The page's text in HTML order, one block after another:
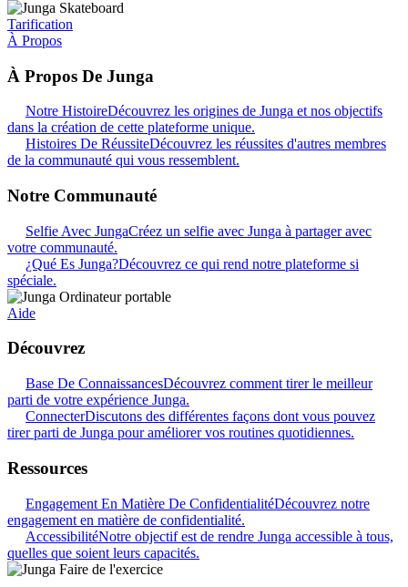
Tarification
À Propos
À Propos De Junga
Notre HistoireDécouvrez les origines de Junga et nos objectifs
dans la création de cette plateforme unique.
Histoires De RéussiteDécouvrez les réussites d'autres membres
de la communauté qui vous ressemblent.
Notre Communauté
Selfie Avec JungaCréez un selfie avec Junga à partager avec
votre communauté.
¿Qué Es Junga?Découvrez ce qui rend notre plateforme si
spéciale.
Aide
Découvrez
Base De ConnaissancesDécouvrez comment tirer le meilleur
parti de votre expérience Junga.
ConnecterDiscutons des différentes façons dont vous pouvez
tirer parti de Junga pour améliorer vos routines quotidiennes.
Ressources
Engagement En Matière De ConfidentialitéDécouvrez notre
engagement en matière de confidentialité.
AccessibilitéNotre objectif est de rendre Junga accessible à tous,
quelles que soient leurs capacités.